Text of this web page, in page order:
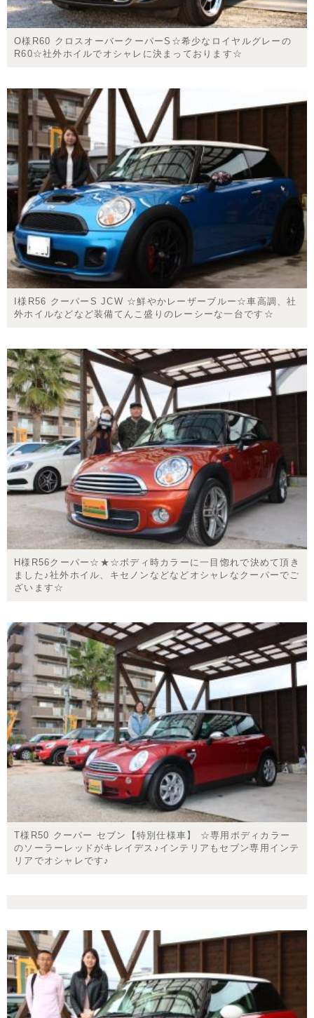
O様R60 クロスオーバークーパーS☆希少なロイヤルグレーの
R60☆社外ホイルでオシャレに決まっております☆
I様R56 クーパーS JCW ☆鮮やかレーザーブルー☆車高調、社
外ホイルなどなど装備てんこ盛りのレーシーな一台です☆
H様R56クーパー☆★☆ボディ時カラーに一目惚れで決めて頂き
ました♪社外ホイル、キセノンなどなどオシャレなクーパーでご
ざいます☆
T様R50 クーパー セブン【特別仕様車】 ☆専用ボディカラー
のソーラーレッドがキレイデス♪インテリアもセブン専用インテ
リアでオシャレです♪